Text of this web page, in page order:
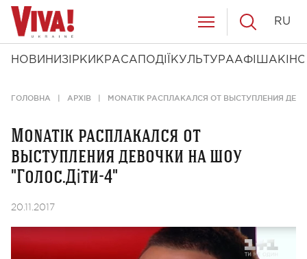
НОВИНИ ЗІРКИ КРАСА ПОДІЇ КУЛЬТУРААФІША КІНО
RU
ГОЛОВНА АРХІВ MONATIK РАСПЛАКАЛСЯ ОТ ВЫСТУПЛЕНИЯ
Monatik расплакался от
выступления девочки на шоу
"Голос.Діти-4"
20.11.2017